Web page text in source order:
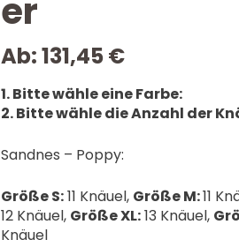
er
Ab:131,45€
1. Bitte wähle eine Farbe:
2. Bitte wähle die Anzahl der
Sandnes – Poppy:
Größe S:11 Knäuel, Größe M:11
12 Knäuel, Größe XL:13 Knäuel,
Knäuel